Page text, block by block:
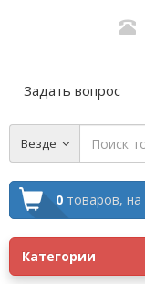
Задать вопрос
Везде
0 товаров, на
Категории